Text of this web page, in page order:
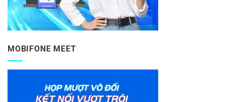
MOBIFONE MEET